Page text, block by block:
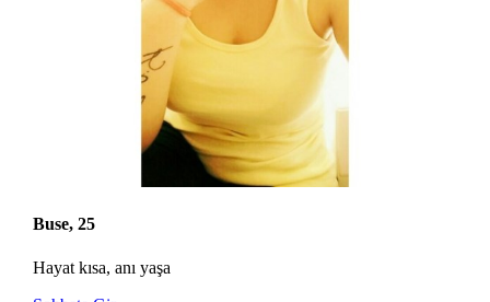
Buse, 25
Hayat kısa, anı yaşa